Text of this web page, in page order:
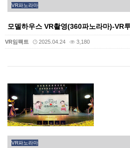
VR파노라마
모델하우스 VR촬영(360파노라마)-VR
VR임팩트 2025.04.24 3,180
VR파노라마